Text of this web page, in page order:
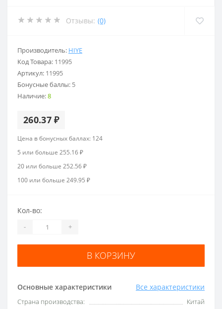
Отзывы: (0)
Производитель: HIYE
Код Товара: 11995
Артикул: 11995
Бонусные баллы: 5
Наличие:8
260.37 ₽
Цена в бонусных баллах: 124
5 или больше 255.16 ₽
20 или больше 252.56 ₽
100 или больше 249.95 ₽
Основные характеристики Все характеристики
Страна производства:
Китай
Кол-во:
- +
В КОРЗИНУ